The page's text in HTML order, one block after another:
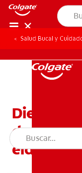
Salud Bucal y
Dientes
de una
eldentista